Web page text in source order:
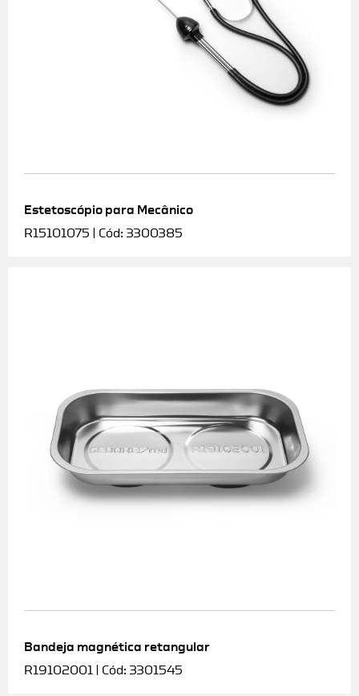
Estetoscópio para Mecânico
R15101075 | Cód: 3300385
Bandeja magnética retangular
R19102001 | Cód: 3301545